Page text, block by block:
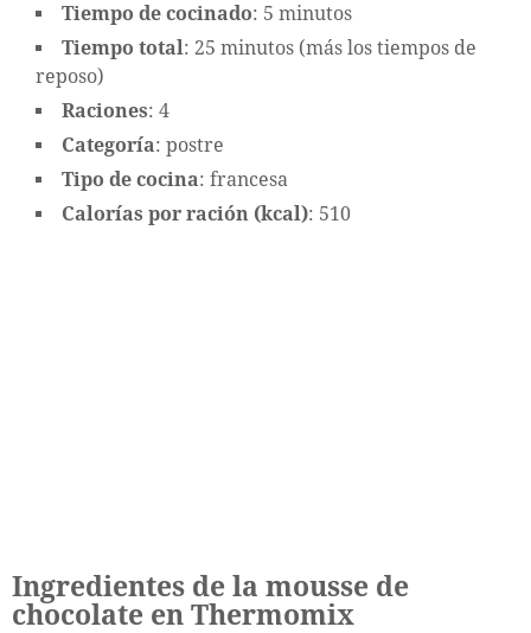
Tiempo de cocinado: 5 minutos
Tiempo total: 25 minutos (más los tiempos de
reposo)
Raciones: 4
Categoría: postre
Tipo de cocina: francesa
Calorías por ración (kcal): 510
Ingredientes de la mousse de
chocolate en Thermomix